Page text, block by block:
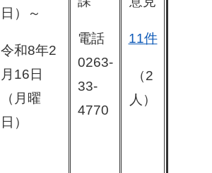
日）～
令和8年2
月16日
（月曜
日）
電話
0263-
33-
4770
11件
（2
人）